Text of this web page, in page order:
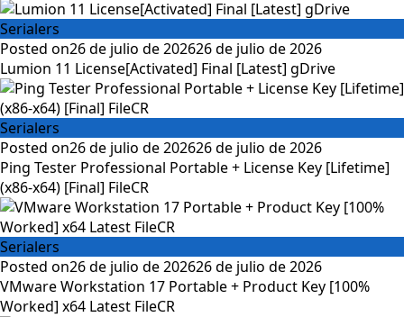
Serialers
Posted on26 de julio de 202626 de julio de 2026
Lumion 11 License[Activated] Final [Latest] gDrive
Serialers
Posted on26 de julio de 202626 de julio de 2026
Ping Tester Professional Portable + License Key [Lifetime]
(x86-x64) [Final] FileCR
Serialers
Posted on26 de julio de 202626 de julio de 2026
VMware Workstation 17 Portable + Product Key [100%
Worked] x64 Latest FileCR